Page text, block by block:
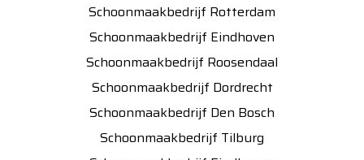
Schoonmaakbedrijf Rotterdam
Schoonmaakbedrijf Eindhoven
Schoonmaakbedrijf Roosendaal
Schoonmaakbedrijf Dordrecht
Schoonmaakbedrijf Den Bosch
Schoonmaakbedrijf Tilburg